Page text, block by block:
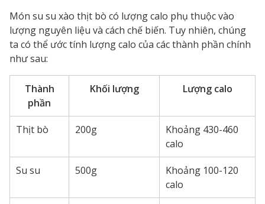
Món su su xào thịt bò có lượng calo phụ thuộc vào
lượng nguyên liệu và cách chế biến. Tuy nhiên, chúng
ta có thể ước tính lượng calo của các thành phần chính
như sau:
Thành
phần
Khối lượng Lượng calo
Thịt bò 200g
Khoảng 430-460
calo
Su su 500g
Khoảng 100-120
calo